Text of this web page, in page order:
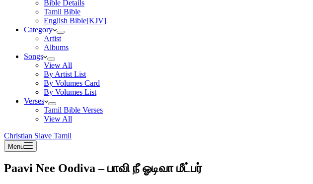
Bible Details
Tamil Bible
English Bible[KJV]
Category
Artist
Albums
Songs
View All
By Artist List
By Volumes Card
By Volumes List
Verses
Tamil Bible Verses
View All
Christian Slave Tamil
Menu
Paavi Nee Oodiva – பாவி நீ ஓடிவா மீட்பர்